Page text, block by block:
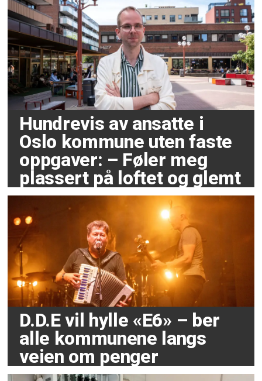
Hundrevis av ansatte i
Oslo kommune uten faste
oppgaver: – Føler meg
plassert på loftet og glemt
D.D.E vil hylle «E6» – ber
alle kommunene langs
veien om penger